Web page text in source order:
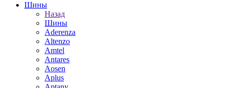
Шины
Назад
Шины
Aderenza
Altenzo
Amtel
Antares
Aosen
Aplus